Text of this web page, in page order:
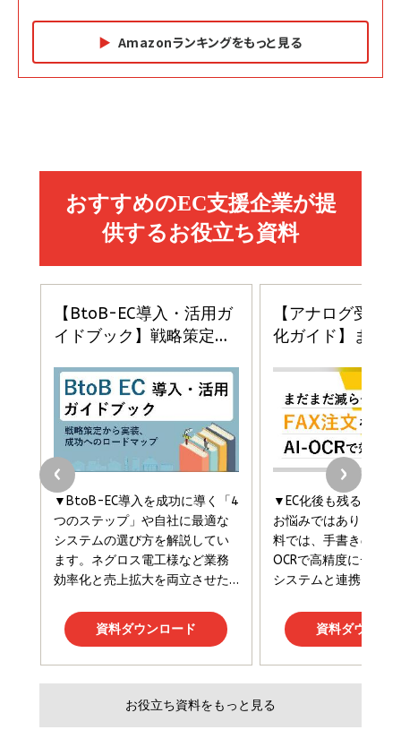
Amazonランキングをもっと見る
副業
￥1,870
小さな会社は戦略が9割
ドリルを売るには穴を売れ
￥1,815
Brand Shift(ブランド・シフト): 「信頼」で選ばれ
る時代の成長戦略
￥2,420
マーケティングの真実 P&G・グリコで学んだ失敗
と成長の法則
￥2,200
Amazonランキングをもっと見る
カラダ2026／宮舘涼太]
￥880
anan(アンアン)2026/06/24号 No.2500増刊
スペシャルエディション[王道エンタメの矜持／
￥1,100
anan(アンアン)2026/07/08号 No.2502[2026
年後半、あなたの恋と運命／山田涼介]
￥880
ママ投資家が育休中に１億貯めた株式投資
￥1,870
組織の成果を最大化する ルールのデザイン
￥1,980
Amazonランキングをもっと見る
イシューからはじめよ［改訂版］――知的生産の「シンプ
ルな本質」
￥2,200
経営メモ 16年の起業家人生で得た知見
￥2,750
影響力の武器［新版］：人を動かす七つの原理
￥3,190
フィードバック経営 「沈黙の組織」から「高め合う
組織」へ
Amazonランキングをもっと見る